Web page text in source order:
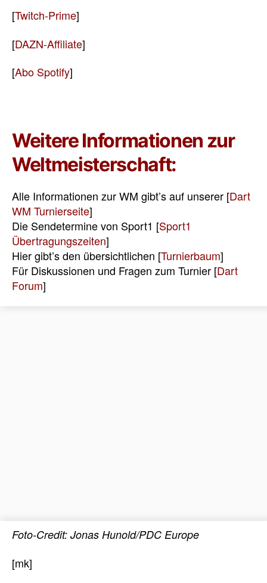
[Twitch-Prime]
[DAZN-Affiliate]
[Abo Spotify]
Weitere Informationen zur
Weltmeisterschaft:
Alle Informationen zur WM gibt’s auf unserer [Dart
WM Turnierseite]
Die Sendetermine von Sport1 [Sport1
Übertragungszeiten]
Hier gibt’s den übersichtlichen [Turnierbaum]
Für Diskussionen und Fragen zum Turnier [Dart
Forum]
Foto-Credit: Jonas Hunold/PDC Europe
[mk]